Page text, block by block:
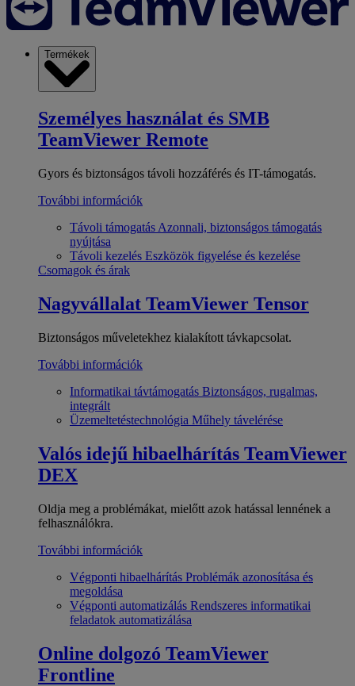
Termékek
Személyes használat és SMB
TeamViewer Remote
Gyors és biztonságos távoli hozzáférés és IT-támogatás.
További információk
Távoli támogatás Azonnali, biztonságos támogatás
nyújtása
Távoli kezelés Eszközök figyelése és kezelése
Csomagok és árak
Nagyvállalat TeamViewer Tensor
Biztonságos műveletekhez kialakított távkapcsolat.
További információk
Informatikai távtámogatás Biztonságos, rugalmas,
integrált
Üzemeltetéstechnológia Műhely távelérése
Valós idejű hibaelhárítás TeamViewer
DEX
Oldja meg a problémákat, mielőtt azok hatással lennének a
felhasználókra.
További információk
Végponti hibaelhárítás Problémák azonosítása és
megoldása
Végponti automatizálás Rendszeres informatikai
feladatok automatizálása
Online dolgozó TeamViewer
Frontline